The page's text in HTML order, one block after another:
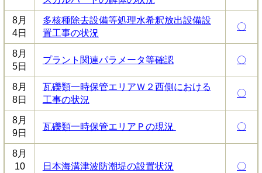
8月
4日
多核種除去設備等処理水希釈放出設備設
置工事の状況
〇
8月
5日
プラント関連パラメータ等確認 〇
8月
8日
瓦礫類一時保管エリアＷ２西側における
工事の状況
〇
8月
9日
瓦礫類一時保管エリアＰの現況 〇
8月
10
日本海溝津波防潮堤の設置状況 〇